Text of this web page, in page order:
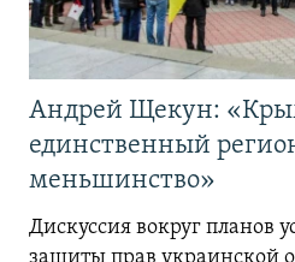
Андрей Щекун:
единственный
меньшинство»
Дискуссия вокруг планов